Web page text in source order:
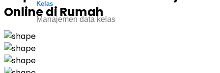
Kelas
Manajemen data kelas
Online di Rumah